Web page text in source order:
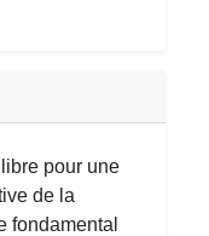
pour une
de la
fondamental